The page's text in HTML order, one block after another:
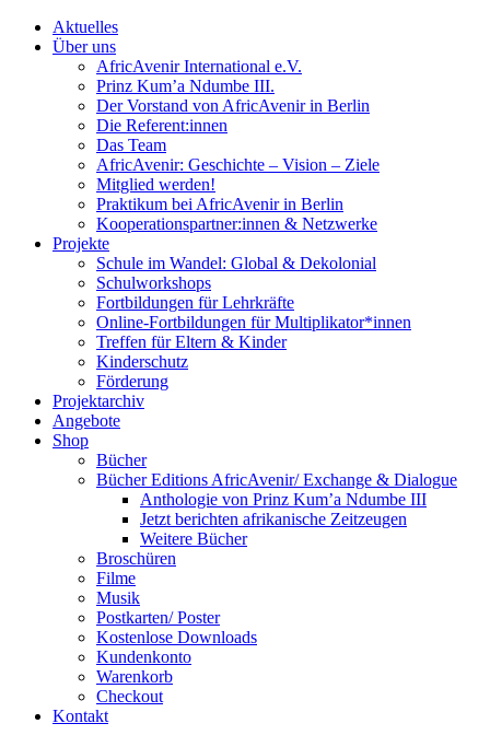
Aktuelles
Über uns
AfricAvenir International e.V.
Prinz Kum’a Ndumbe III.
Der Vorstand von AfricAvenir in Berlin
Die Referent:innen
Das Team
AfricAvenir: Geschichte – Vision – Ziele
Mitglied werden!
Praktikum bei AfricAvenir in Berlin
Kooperationspartner:innen & Netzwerke
Projekte
Schule im Wandel: Global & Dekolonial
Schulworkshops
Fortbildungen für Lehrkräfte
Online-Fortbildungen für Multiplikator*innen
Treffen für Eltern & Kinder
Kinderschutz
Förderung
Projektarchiv
Angebote
Shop
Bücher
Bücher Editions AfricAvenir/ Exchange & Dialogue
Anthologie von Prinz Kum’a Ndumbe III
Jetzt berichten afrikanische Zeitzeugen
Weitere Bücher
Broschüren
Filme
Musik
Postkarten/ Poster
Kostenlose Downloads
Kundenkonto
Warenkorb
Checkout
Kontakt